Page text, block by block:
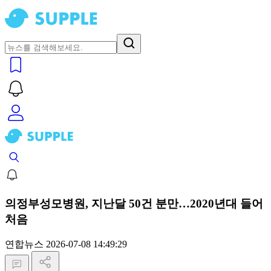
의정부성모병원, 지난달 50건 분만…2020년대 들어
처음
연합뉴스 2026-07-08 14:49:29